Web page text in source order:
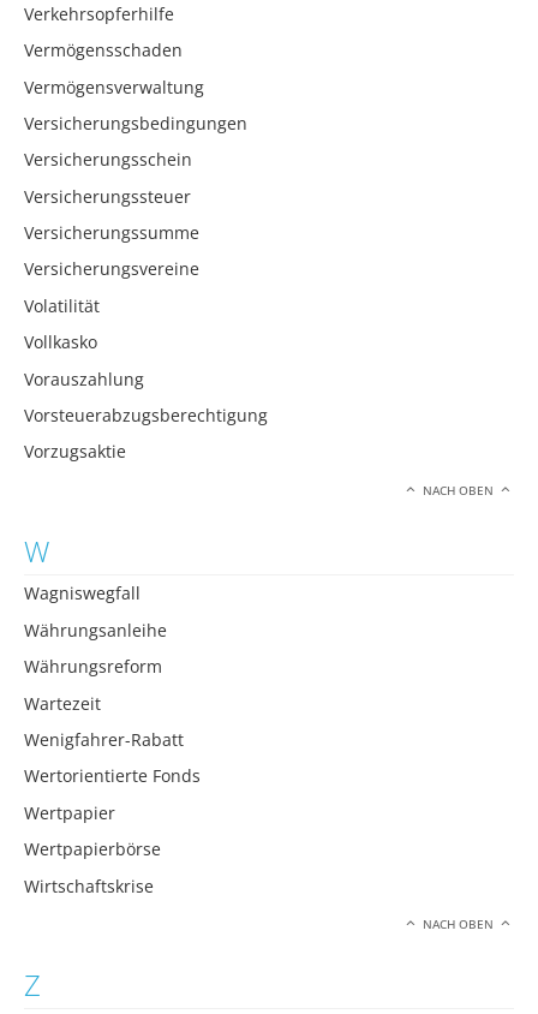
Verkehrsopferhilfe
Vermögensschaden
Vermögensverwaltung
Versicherungsbedingungen
Versicherungsschein
Versicherungssteuer
Versicherungssumme
Versicherungsvereine
Volatilität
Vollkasko
Vorauszahlung
Vorsteuerabzugsberechtigung
Vorzugsaktie
NACH OBEN
W
Wagniswegfall
Währungsanleihe
Währungsreform
Wartezeit
Wenigfahrer-Rabatt
Wertorientierte Fonds
Wertpapier
Wertpapierbörse
Wirtschaftskrise
NACH OBEN
Z